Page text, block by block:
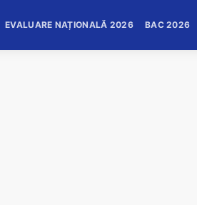
EVALUARE NAȚIONALĂ 2026 BAC 2026